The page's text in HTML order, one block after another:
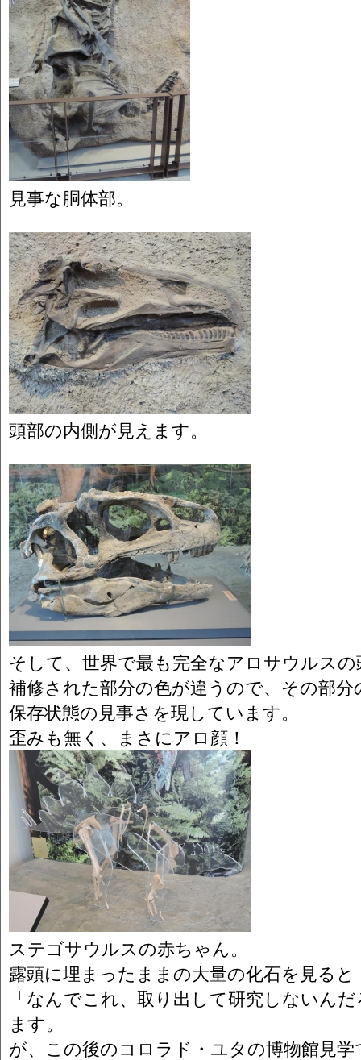
見事な胴体部。
頭部の内側が見えます。
そして、世界で最も完全なアロサウルス
補修された部分の色が違うので、その部分
保存状態の見事さを現しています。
歪みも無く、まさにアロ顔！
ステゴサウルスの赤ちゃん。
露頭に埋まったままの大量の化石を見ると
「なんでこれ、取り出して研究しないん
ます。
が、この後のコロラド・ユタの博物館見学